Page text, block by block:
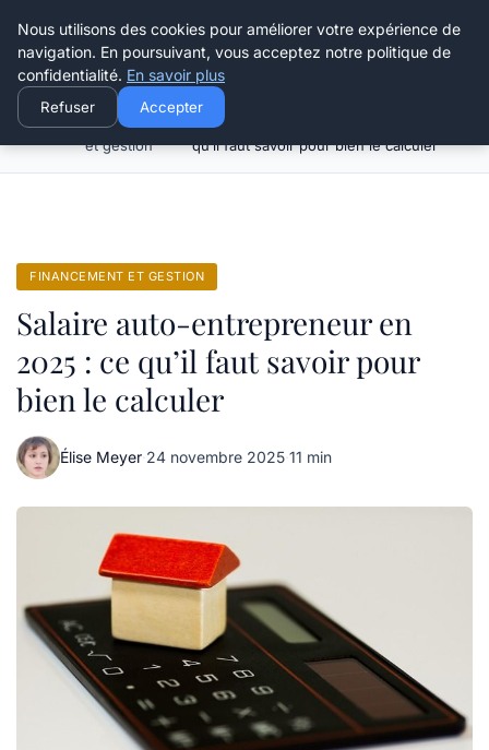
Henry Panky
Financement
et gestion
Salaire auto-entrepreneur en 2025 : ce
qu’il faut savoir pour bien le calculer
FINANCEMENT ET GESTION
Salaire auto-entrepreneur en
2025 : ce qu’il faut savoir pour
bien le calculer
Élise Meyer·24 novembre 2025·11 min
Nous utilisons des cookies pour améliorer votre expérience de
navigation. En poursuivant, vous acceptez notre politique de
confidentialité. En savoir plus
Refuser Accepter